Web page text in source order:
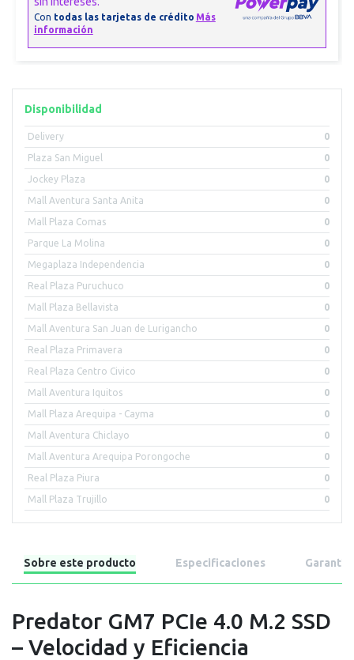
Disponibilidad
Delivery 0
Plaza San Miguel 0
Jockey Plaza 0
Mall Aventura Santa Anita 0
Mall Plaza Comas 0
Parque La Molina 0
Megaplaza Independencia 0
Real Plaza Puruchuco 0
Mall Plaza Bellavista 0
Mall Aventura San Juan de Lurigancho 0
Real Plaza Primavera 0
Real Plaza Centro Civico 0
Mall Aventura Iquitos 0
Mall Plaza Arequipa - Cayma 0
Mall Aventura Chiclayo 0
Mall Aventura Arequipa Porongoche 0
Real Plaza Piura 0
Mall Plaza Trujillo 0
Sobre este producto Especificaciones Garantía
Predator GM7 PCIe 4.0 M.2 SSD
– Velocidad y Eficiencia